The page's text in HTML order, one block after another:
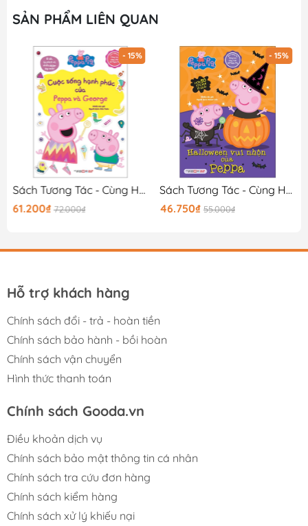
SẢN PHẨM LIÊN QUAN
- 15%
Sách Tương Tác - Cùng Học Cùng Chơi Với Peppa Pig - Cuộc Sống Hạnh Phúc Của Peppa Và George
61.200₫ 72.000₫
- 15%
Sách Tương Tác - Cùng Học Cùng Chơi Với Peppa Pig - Halloween Vui Nhộn Của Peppa
46.750₫ 55.000₫
Hỗ trợ khách hàng
Chính sách đổi - trả - hoàn tiền
Chính sách bảo hành - bồi hoàn
Chính sách vận chuyển
Hình thức thanh toán
Chính sách Gooda.vn
Điều khoản dịch vụ
Chính sách bảo mật thông tin cá nhân
Chính sách tra cứu đơn hàng
Chính sách kiểm hàng
Chính sách xử lý khiếu nại